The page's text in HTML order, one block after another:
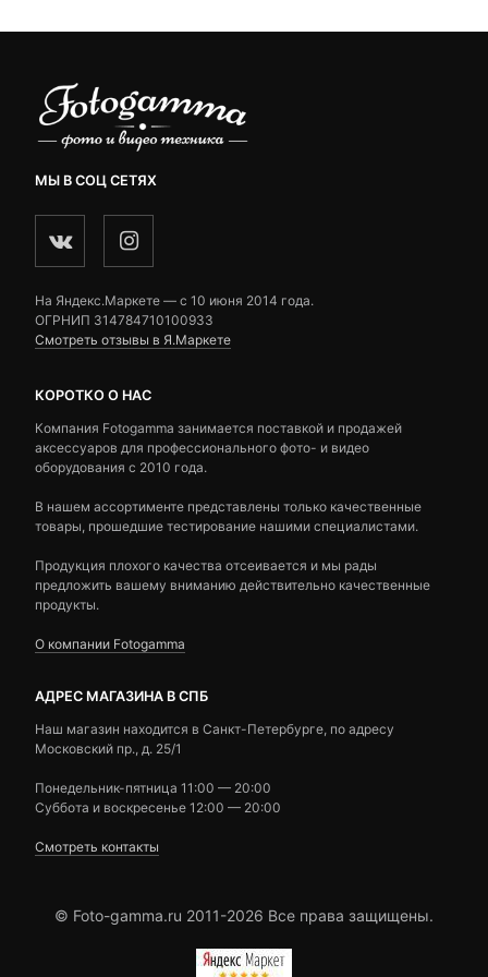
МЫ В СОЦ СЕТЯХ
На Яндекс.Маркете — c 10 июня 2014 года.
ОГРНИП 314784710100933
Смотреть отзывы в Я.Маркете
КОРОТКО О НАС
Компания Fotogamma занимается поставкой и продажей
аксессуаров для профессионального фото- и видео
оборудования с 2010 года.
В нашем ассортименте представлены только качественные
товары, прошедшие тестирование нашими специалистами.
Продукция плохого качества отсеивается и мы рады
предложить вашему вниманию действительно качественные
продукты.
О компании Fotogamma
АДРЕС МАГАЗИНА В СПБ
Наш магазин находится в Санкт-Петербурге, по адресу
Московский пр., д. 25/1
Понедельник-пятница 11:00 — 20:00
Суббота и воскресенье 12:00 — 20:00
Смотреть контакты
© Foto-gamma.ru 2011-2026 Все права защищены.